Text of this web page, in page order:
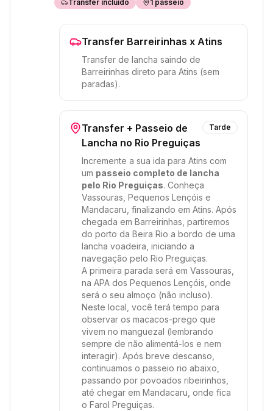
Transfer incluído 1 passeio
Transfer Barreirinhas x Atins
Transfer de lancha saindo de
Barreirinhas direto para Atins (sem
paradas).
Transfer + Passeio de
Lancha no Rio Preguiças
Tarde
Incremente a sua ida para Atins com
um passeio completo de lancha
pelo Rio Preguiças. Conheça
Vassouras, Pequenos Lençóis e
Mandacaru, finalizando em Atins. Após
chegada em Barreirinhas, partiremos
do porto da Beira Rio a bordo de uma
lancha voadeira, iniciando a
navegação pelo Rio Preguiças.
A primeira parada será em Vassouras,
na APA dos Pequenos Lençóis, onde
será o seu almoço (não incluso).
Neste local, você terá tempo para
observar os macacos-prego que
vivem no manguezal (lembrando
sempre de não alimentá-los e nem
interagir). Após breve descanso,
continuamos o passeio rio abaixo,
passando por povoados ribeirinhos,
até chegar em Mandacaru, onde fica
o Farol Preguiças.